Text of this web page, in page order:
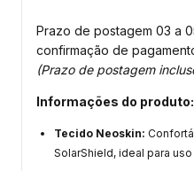
Prazo de postagem 03 a
confirmação de
(Prazo de postagem
Informações do produto:
Tecido Neoskin:
SolarShield, ideal para